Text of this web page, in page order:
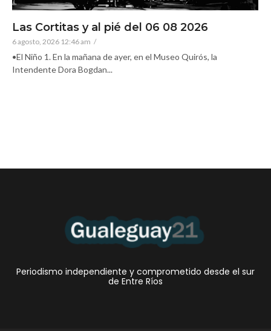
Las Cortitas y al pié del 06 08 2026
6 agosto, 2026 12:46 am /
•El Niño 1. En la mañana de ayer, en el Museo Quirós, la
Intendente Dora Bogdan...
Periodismo independiente y comprometido desde el sur
de Entre Ríos